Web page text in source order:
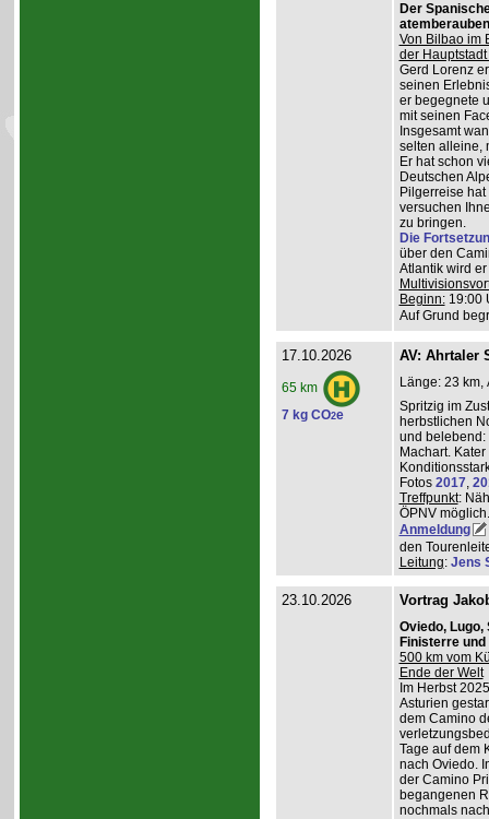
Der
Von Bilbao im
der
Gerd Lorenz
seinen
er begegnete
mit seinen
Insgesamt
selten alleine,
Er hat schon
Deutschen
Pilgerreise
versuchen
zu bringen.
Die
über den
Atlantik wird
Beginn:19:00
Auf Grund
17.10.2026
65 km
7 kg CO2e
AV: Ahrtaler
Länge: 23 km,
Spritzig im
herbstlichen
und
Machart.
Fotos 2017,
Treffpunkt:
ÖPNV möglich.
Anmeldung
den
Leitung: Jens
23.10.2026 Vortrag
Oviedo, Lugo,
Finisterre und
500 km vom
Ende der Welt
Im Herbst
Asturien
dem Camino
Tage auf dem
nach Oviedo.
der Camino
begangenen
nochmals